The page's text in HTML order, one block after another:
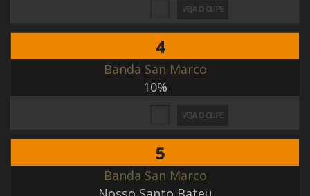
4
Banda San Marco
10%
5
Banda San Marco